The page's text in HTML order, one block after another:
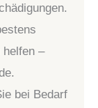
–
bei Bedarf